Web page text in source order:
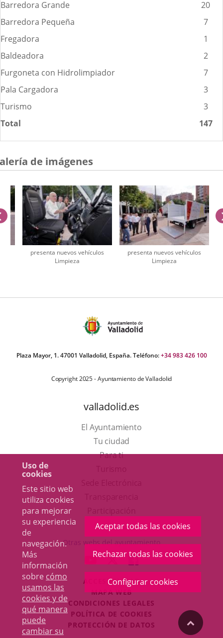
Uso de
cookies
Este sitio web
utiliza cookies
para mejorar
su experiencia
de
navegación.
Más
información
sobre cómo
usamos las
cookies y de
qué manera
puede
cambiar su
Aceptar todas las cookies
Rechazar todas las cookies
Configurar cookies
Barredora Grande
20
Barredora Pequeña
7
Fregadora
1
Baldeadora
2
Furgoneta con Hidrolimpiador
7
Pala Cargadora
3
Turismo
3
Total
147
de imágenes
presenta nuevos vehículos
Limpieza
presenta nuevos vehículos
Limpieza
anterior
Plaza Mayor, 1. 47001 Valladolid, España. Teléfono:+34 983 426 100
Copyright 2025 - Ayuntamiento de Valladolid
valladolid.es
El Ayuntamiento
Tu ciudad
Para ti
en
una
ventana
nueva.
aplicación
externa.
Otras webs del ayuntamiento
ENLACE
A
UNA
APLICACIÓN
EXTERNA.
ENLACE
A
UNA
APLICACIÓN
EXTERNA.
ENLACE
A
UNA
EXTERNA.
ACCESIBILIDAD
MAPA WEB
CONDICIONES LEGALES
POLÍTICA DE COOKIES
PROTECCIÓN DE DATOS
"Volver